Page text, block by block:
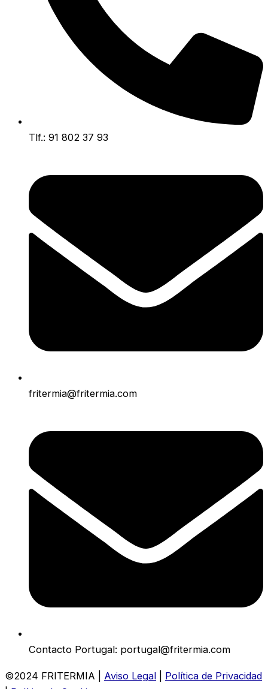
Tlf.: 91 802 37 93
fritermia@fritermia.com
Contacto Portugal: portugal@fritermia.com
©2024 FRITERMIA | Aviso Legal
Política de Privacidad